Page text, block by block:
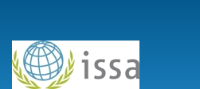
account
menu